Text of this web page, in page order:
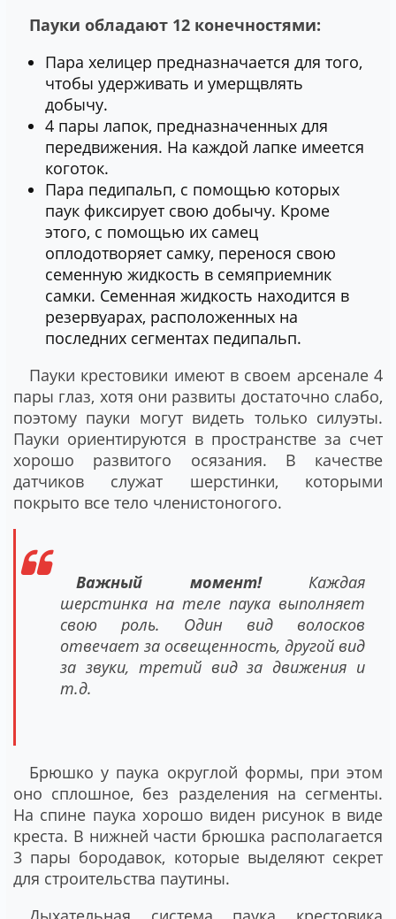
Пауки обладают 12 конечностями:
Пара хелицер предназначается для того,
чтобы удерживать и умерщвлять
добычу.
4 пары лапок, предназначенных для
передвижения. На каждой лапке имеется
коготок.
Пара педипальп, с помощью которых
паук фиксирует свою добычу. Кроме
этого, с помощью их самец
оплодотворяет самку, перенося свою
семенную жидкость в семяприемник
самки. Семенная жидкость находится в
резервуарах, расположенных на
последних сегментах педипальп.
Пауки крестовики имеют в своем арсенале 4
пары глаз, хотя они развиты достаточно слабо,
поэтому пауки могут видеть только силуэты.
Пауки ориентируются в пространстве за счет
хорошо развитого осязания. В качестве
датчиков служат шерстинки, которыми
покрыто все тело членистоногого.
Важный момент!Каждая
шерстинка на теле паука выполняет
свою роль. Один вид волосков
отвечает за освещенность, другой вид
за звуки, третий вид за движения и
т.д.
Брюшко у паука округлой формы, при этом
оно сплошное, без разделения на сегменты.
На спине паука хорошо виден рисунок в виде
креста. В нижней части брюшка располагается
3 пары бородавок, которые выделяют секрет
для строительства паутины.